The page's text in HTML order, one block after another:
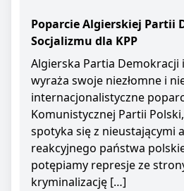
Poparcie Algierskiej Partii
Socjalizmu dla KPP
Algierska Partia Demokracji
wyraża swoje niezłomne i
internacjonalistyczne
Komunistycznej Partii
spotyka się z nieustającymi
reakcyjnego państwa
potępiamy represje ze
kryminalizację […]